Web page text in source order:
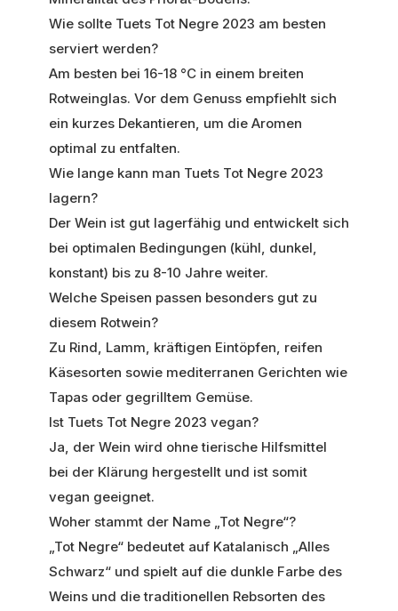
Wie sollte Tuets Tot Negre 2023 am besten
serviert werden?
Am besten bei 16-18 °C in einem breiten
Rotweinglas. Vor dem Genuss empfiehlt sich
ein kurzes Dekantieren, um die Aromen
optimal zu entfalten.
Wie lange kann man Tuets Tot Negre 2023
lagern?
Der Wein ist gut lagerfähig und entwickelt sich
bei optimalen Bedingungen (kühl, dunkel,
konstant) bis zu 8-10 Jahre weiter.
Welche Speisen passen besonders gut zu
diesem Rotwein?
Zu Rind, Lamm, kräftigen Eintöpfen, reifen
Käsesorten sowie mediterranen Gerichten wie
Tapas oder gegrilltem Gemüse.
Ist Tuets Tot Negre 2023 vegan?
Ja, der Wein wird ohne tierische Hilfsmittel
bei der Klärung hergestellt und ist somit
vegan geeignet.
Woher stammt der Name „Tot Negre“?
„Tot Negre“ bedeutet auf Katalanisch „Alles
Schwarz“ und spielt auf die dunkle Farbe des
Weins und die traditionellen Rebsorten des